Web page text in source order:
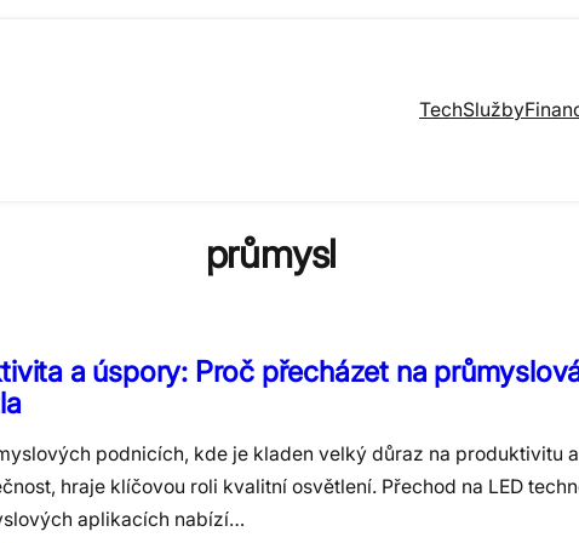
TechSlužby
průmysl
a úspory: Proč přecházet na
podnicích, kde je kladen velký důraz na produktivitu a
hraje klíčovou roli kvalitní osvětlení. Přechod na LED
aplikacích nabízí…